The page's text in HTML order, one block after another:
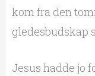
kom fra den
gledesbudskap
Jesus hadde jo